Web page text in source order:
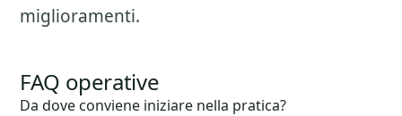
miglioramenti.
FAQ operative
Da dove conviene iniziare nella pratica?